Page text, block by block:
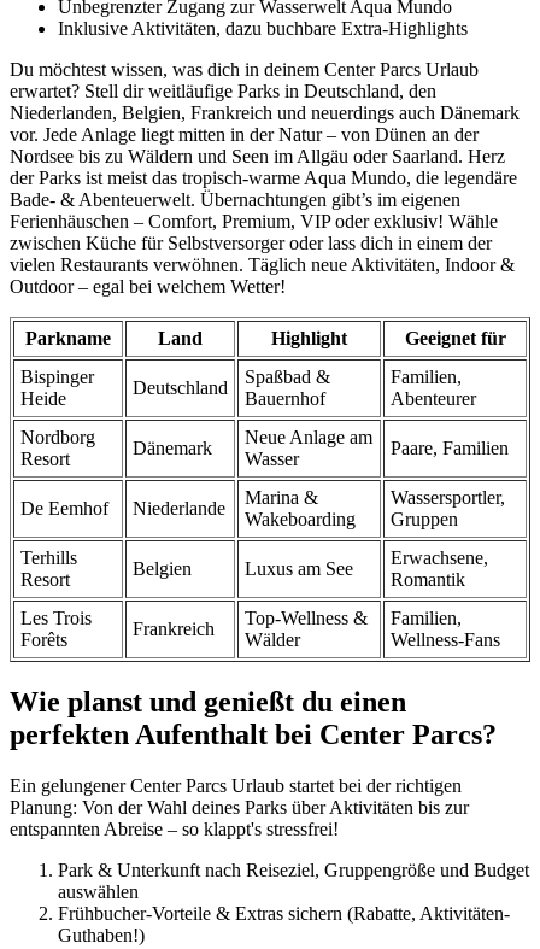
Unbegrenzter Zugang zur Wasserwelt Aqua Mundo
Inklusive Aktivitäten, dazu buchbare Extra-Highlights
Du möchtest wissen, was dich in deinem Center Parcs Urlaub
erwartet? Stell dir weitläufige Parks in Deutschland, den
Niederlanden, Belgien, Frankreich und neuerdings auch Dänemark
vor. Jede Anlage liegt mitten in der Natur – von Dünen an der
Nordsee bis zu Wäldern und Seen im Allgäu oder Saarland. Herz
der Parks ist meist das tropisch-warme Aqua Mundo, die legendäre
Bade- & Abenteuerwelt. Übernachtungen gibt’s im eigenen
Ferienhäuschen – Comfort, Premium, VIP oder exklusiv! Wähle
zwischen Küche für Selbstversorger oder lass dich in einem der
vielen Restaurants verwöhnen. Täglich neue Aktivitäten, Indoor &
Outdoor – egal bei welchem Wetter!
Parkname Land Highlight
Geeignet für
Bispinger
Heide
Deutschland
Spaßbad &
Bauernhof
Familien,
Abenteurer
Nordborg
Resort
Dänemark
Neue Anlage am
Wasser
Paare, Familien
De Eemhof Niederlande
Marina &
Wakeboarding
Wassersportler,
Gruppen
Terhills
Resort
Belgien Luxus am See
Erwachsene,
Romantik
Les Trois
Forêts
Frankreich
Top-Wellness &
Wälder
Familien,
Wellness-Fans
Wie planst und genießt du einen
perfekten Aufenthalt bei Center Parcs?
Ein gelungener Center Parcs Urlaub startet bei der richtigen
Planung: Von der Wahl deines Parks über Aktivitäten bis zur
entspannten Abreise – so klappt's stressfrei!
Park & Unterkunft nach Reiseziel, Gruppengröße und Budget
auswählen
Frühbucher-Vorteile & Extras sichern (Rabatte, Aktivitäten-
Guthaben!)